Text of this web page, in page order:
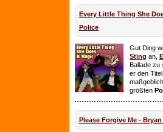
Every Little Thing She
Police
Gut Ding
Sting an,
Ballade zu
er den
größten
Please Forgive Me -